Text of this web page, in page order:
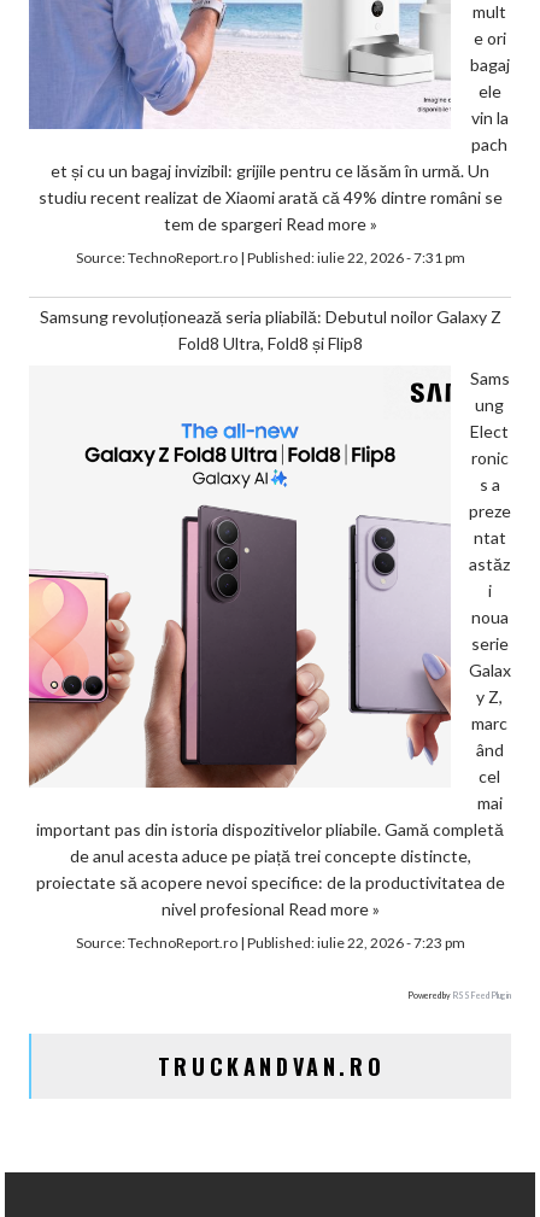
mult
e ori
bagaj
ele
vin la
pach
et și cu un bagaj invizibil: grijile pentru ce lăsăm în urmă. Un
studiu recent realizat de Xiaomi arată că 49% dintre români se
tem de spargeri Read more »
Source:TechnoReport.ro| Published:iulie 22, 2026 - 7:31 pm
Samsung revoluționează seria pliabilă: Debutul noilor Galaxy Z
Fold8 Ultra, Fold8 și Flip8
Sams
ung
Elect
ronic
s a
preze
ntat
astăz
i
noua
serie
Galax
y Z,
marc
ând
cel
mai
important pas din istoria dispozitivelor pliabile. Gamă completă
de anul acesta aduce pe piață trei concepte distincte,
proiectate să acopere nevoi specifice: de la productivitatea de
nivel profesional Read more »
Source:TechnoReport.ro| Published:iulie 22, 2026 - 7:23 pm
Powered by RSS Feed Plugin
TRUCKANDVAN.RO